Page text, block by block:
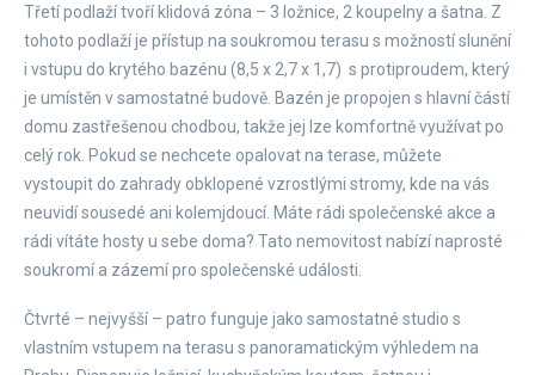
Třetí podlaží tvoří klidová zóna – 3 ložnice, 2 koupelny a šatna. Z
tohoto podlaží je přístup na soukromou terasu s možností slunění
i vstupu do krytého bazénu (8,5 x 2,7 x 1,7) s protiproudem, který
je umístěn v samostatné budově. Bazén je propojen s hlavní částí
domu zastřešenou chodbou, takže jej lze komfortně využívat po
celý rok. Pokud se nechcete opalovat na terase, můžete
vystoupit do zahrady obklopené vzrostlými stromy, kde na vás
neuvidí sousedé ani kolemjdoucí. Máte rádi společenské akce a
rádi vítáte hosty u sebe doma? Tato nemovitost nabízí naprosté
soukromí a zázemí pro společenské události.
Čtvrté – nejvyšší – patro funguje jako samostatné studio s
vlastním vstupem na terasu s panoramatickým výhledem na